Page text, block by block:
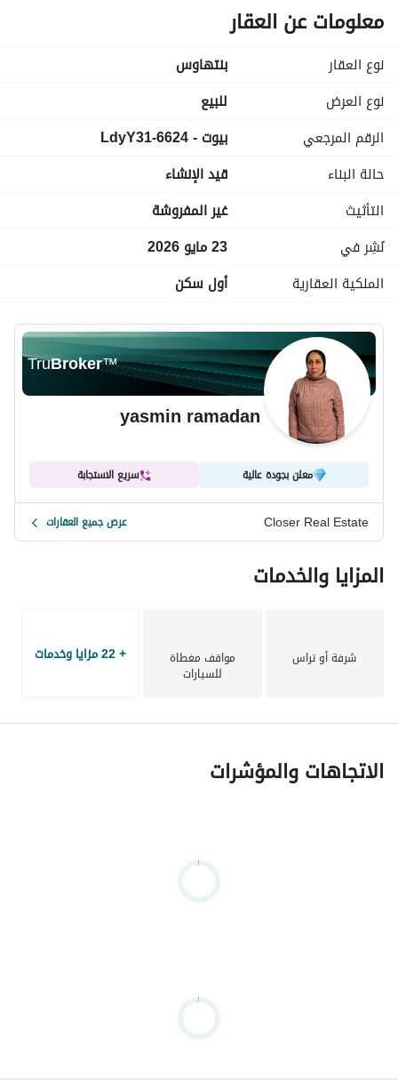
بدون فوائد
او ممكن تدفع كاش وتاخد خصم 50 % بسعر ( 11.240. 000 )
مناسبه لكل عميل
للتواصل والمعاينه برجاء الاتصال علي رقم / عرض معلومات الاتصال
معلومات عن العقار
نوع العقار
بنتهاوس
نوع العرض
للبيع
الرقم المرجعي
بيوت - 6624-LdyY31
حالة البناء
قيد الإنشاء
التأثيث
غير المفروشة
نُشِر في
23 مايو 2026
الملكية العقارية
أول سكن
TruBroker™
yasmin ramadan
معلن بجودة عالية سريع الاستجابة
Closer Real Estate عرض جميع العقارات
المزايا والخدمات
شرفة أو تراس مواقف مغطاة
للسيارات
+ 22 مزايا وخدمات
الاتجاهات والمؤشرات